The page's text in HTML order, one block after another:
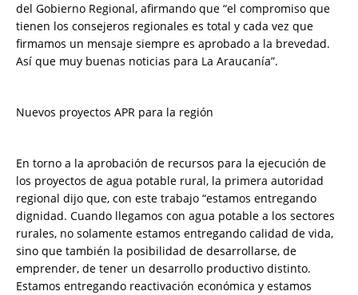
del Gobierno Regional, afirmando que “el compromiso que
tienen los consejeros regionales es total y cada vez que
firmamos un mensaje siempre es aprobado a la brevedad.
Así que muy buenas noticias para La Araucanía”.
Nuevos proyectos APR para la región
En torno a la aprobación de recursos para la ejecución de
los proyectos de agua potable rural, la primera autoridad
regional dijo que, con este trabajo “estamos entregando
dignidad. Cuando llegamos con agua potable a los sectores
rurales, no solamente estamos entregando calidad de vida,
sino que también la posibilidad de desarrollarse, de
emprender, de tener un desarrollo productivo distinto.
Estamos entregando reactivación económica y estamos